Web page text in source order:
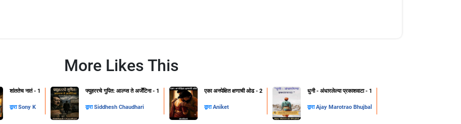
More Likes This
शांततेच नातं - 1
द्वाराSony K
फ्युहररचे गुपित: आल्प्स ते अर्जेंटिना - 1
द्वाराSiddhesh Chaudhari
एका अनपेक्षित क्षणाची ओढ - 2
द्वाराAniket
धुनी - अंधारलेल्या प्रकाशवाटा - 1
द्वाराAjay Marotrao Bhujbal